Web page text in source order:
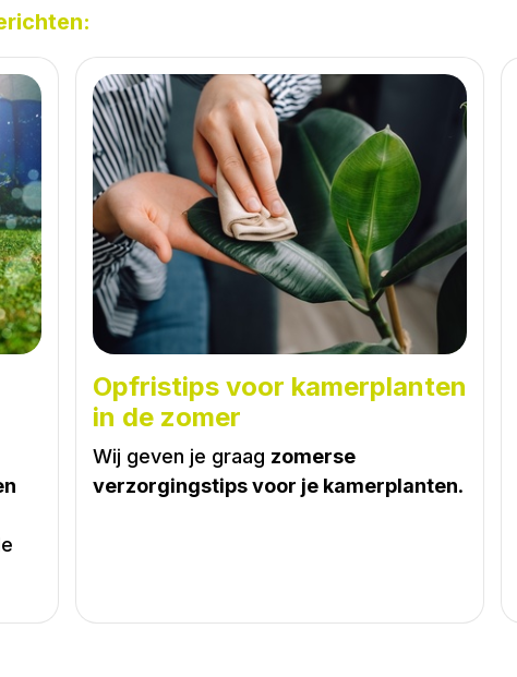
Opfristips voor kamerplanten
in de zomer
Wij geven je graag zomerse
verzorgingstips voor je kamerplanten.